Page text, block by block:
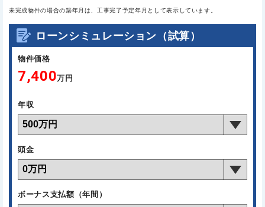
未完成物件の場合の築年月は、工事完了予定年月として表示しています。
ローンシミュレーション（試算）
物件価格
7,400万円
年収
頭金
ボーナス支払額（年間）